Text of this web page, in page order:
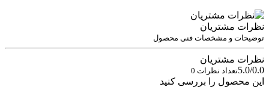
نظرات مشتریان
توضیحات و مشخصات فنی محصول
نظرات مشتریان
5.0/0.0تعداد نظرات 0
این محصول را بررسی کنید